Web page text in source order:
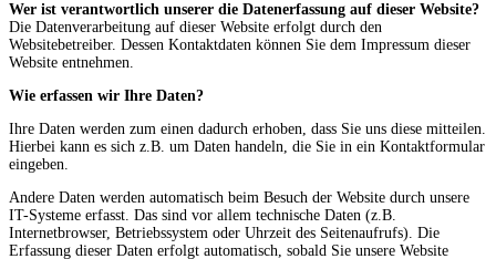
Wer ist verantwortlich unserer die Datenerfassung auf dieser Website?
Die Datenverarbeitung auf dieser Website erfolgt durch den
Websitebetreiber. Dessen Kontaktdaten können Sie dem Impressum dieser
Website entnehmen.
Wie erfassen wir Ihre Daten?
Ihre Daten werden zum einen dadurch erhoben, dass Sie uns diese mitteilen.
Hierbei kann es sich z.B. um Daten handeln, die Sie in ein Kontaktformular
eingeben.
Andere Daten werden automatisch beim Besuch der Website durch unsere
IT-Systeme erfasst. Das sind vor allem technische Daten (z.B.
Internetbrowser, Betriebssystem oder Uhrzeit des Seitenaufrufs). Die
Erfassung dieser Daten erfolgt automatisch, sobald Sie unsere Website